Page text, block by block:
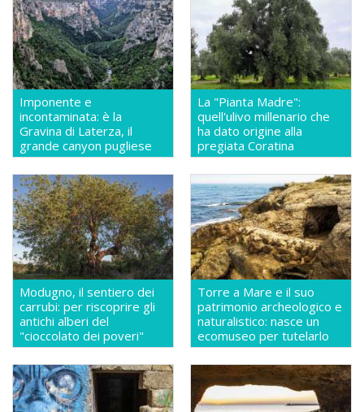
Imponente e
incontaminata: è la
Gravina di Laterza, il
grande canyon pugliese
La "Pianta Madre":
quell'ulivo millenario che
ha dato origine alla
pregiata Coratina
Modugno, il sentiero dei
carrubi: per riscoprire gli
antichi alberi del
"cioccolato dei poveri"
Torre a Mare e il suo
patrimonio archeologico e
naturalistico: nasce un
ecomuseo per tutelarlo